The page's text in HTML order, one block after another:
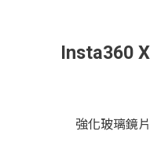
Insta360
強化玻璃鏡